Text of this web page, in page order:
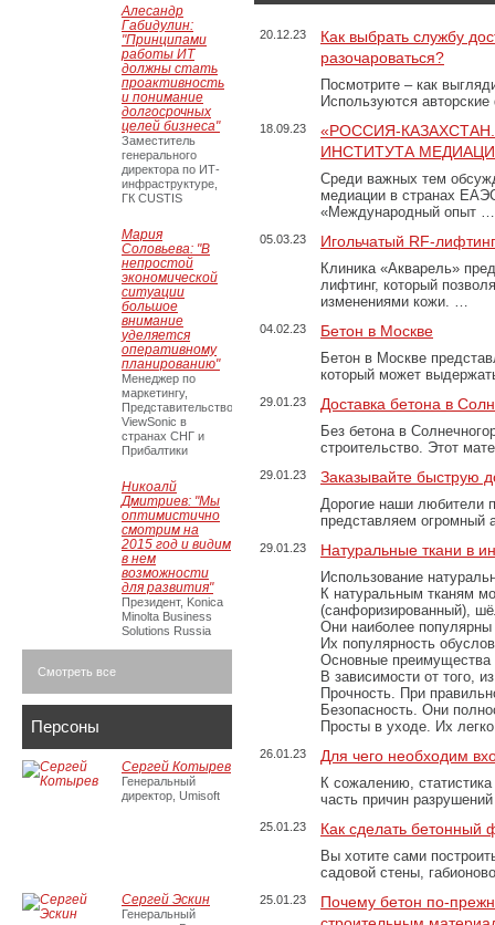
20.12.23
Как выбрать службу
разочароваться?
Посмотрите – как
Используются
18.09.23
«РОССИЯ-
ИНСТИТУТА
Среди важных тем
медиации в странах
«Международный опыт …
05.03.23 Игольчатый RF-
Клиника «Акварель»
лифтинг, который
изменениями кожи. …
04.02.23 Бетон в Москве
Бетон в Москве
который может
29.01.23 Доставка бетона в
Без бетона в
строительство. Этот
29.01.23 Заказывайте быструю
Дорогие наши любители
представляем огромный
29.01.23 Натуральные ткани в
Использование
К натуральным тканям
(санфоризированный),
Они наиболее популярны
Их популярность
Основные преимущества
В зависимости от того,
Прочность. При
Безопасность. Они
Просты в уходе. Их
26.01.23 Для чего необходим
К сожалению,
часть причин
25.01.23 Как сделать бетонный
Вы хотите сами
садовой стены,
25.01.23
Почему бетон по-
Алесандр
Габидулин:
"Принципами
работы ИТ
должны стать
проактивность
и понимание
долгосрочных
целей бизнеса"
Заместитель
генерального
директора по ИТ-
инфраструктуре,
ГК CUSTIS
Мария
Соловьева: "В
непростой
экономической
ситуации
большое
внимание
уделяется
оперативному
планированию"
Менеджер по
маркетингу,
Представительство
ViewSonic в
странах СНГ и
Прибалтики
Никоалй
Дмитриев: "Мы
оптимистично
смотрим на
2015 год и видим
в нем
возможности
для развития"
Президент, Konica
Minolta Business
Solutions Russia
Смотреть все
Персоны
Сергей Котырев
Генеральный
директор, Umisoft
Сергей Эскин
Генеральный